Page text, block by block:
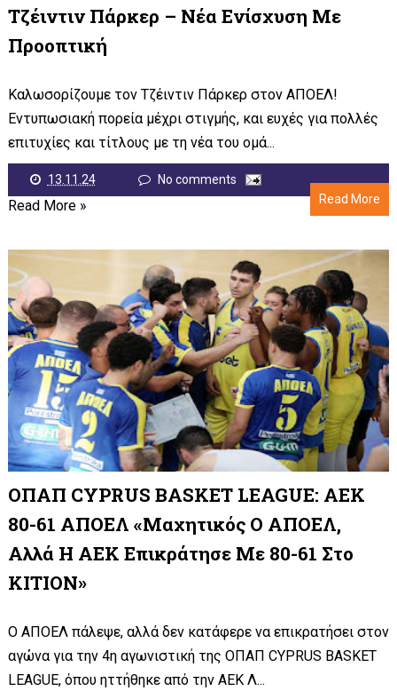
Τζέιντιν Πάρκερ – Νέα Ενίσχυση Με
Προοπτική
Καλωσορίζουμε τον Τζέιντιν Πάρκερ στον ΑΠΟΕΛ!
Εντυπωσιακή πορεία μέχρι στιγμής, και ευχές για πολλές
επιτυχίες και τίτλους με τη νέα του ομά...
13.11.24
No comments
Read More
Read More »
ΟΠΑΠ CYPRUS BASKET LEAGUE: ΑΕΚ
80-61 ΑΠΟΕΛ «Μαχητικός Ο ΑΠΟΕΛ,
Αλλά Η ΑΕΚ Επικράτησε Με 80-61 Στο
ΚΙΤΙΟΝ»
Ο ΑΠΟΕΛ πάλεψε, αλλά δεν κατάφερε να επικρατήσει στον
αγώνα για την 4η αγωνιστική της ΟΠΑΠ CYPRUS BASKET
LEAGUE, όπου ηττήθηκε από την ΑΕΚ Λ...